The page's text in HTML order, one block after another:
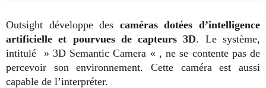
Outsight développe des caméras dotées d’intelligence
artificielle et pourvues de capteurs 3D. Le système,
intitulé » 3D Semantic Camera « , ne se contente pas de
percevoir son environnement. Cette caméra est aussi
capable de l’interpréter.